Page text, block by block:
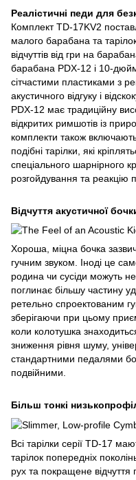
Реалістичні педи для
Комплект TD-17KV2
малого барабана та
відчуттів від гри на
барабана PDX-12 і 10-
сітчастими пластиками з
акустичного відгуку і
PDX-12 має традиційну
відкритих римшотів із
комплекти також
подібні тарілки, які
спеціального шарнірного
розгойдування та реакцію
Відчуття акустичної
Хороша, міцна бочка
гучним звуком. Іноді це
родина чи сусіди можуть
поглинає більшу частину
ретельно спроектованим
зберігаючи при цьому
коли колотушка
зниження рівня шуму,
стандартними педалями
подвійними.
Більш тонкі
Всі тарілки серії TD-17
тарілок попередніх
рух та покращене